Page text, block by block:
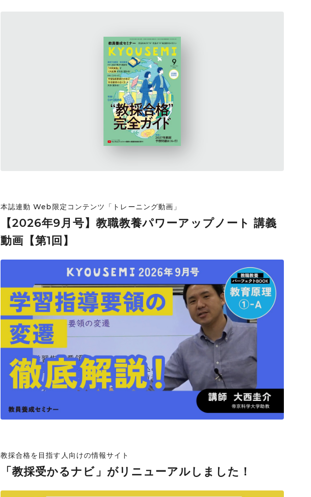
本誌連動 Web限定コンテンツ「トレーニング動画」
【2026年9月号】教職教養パワーアップノート 講義
動画【第1回】
教採合格を目指す人向けの情報サイト
「教採受かるナビ」がリニューアルしました！